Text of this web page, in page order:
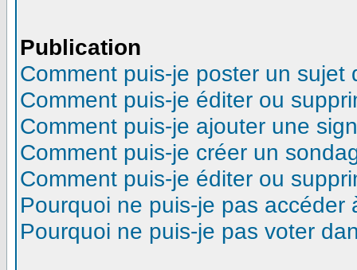
Publication
Comment puis-je poster un sujet
Comment puis-je éditer ou
Comment puis-je ajouter une
Comment puis-je créer un
Comment puis-je éditer ou
Pourquoi ne puis-je pas accéder
Pourquoi ne puis-je pas voter